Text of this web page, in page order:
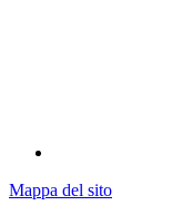
Mappa del sito